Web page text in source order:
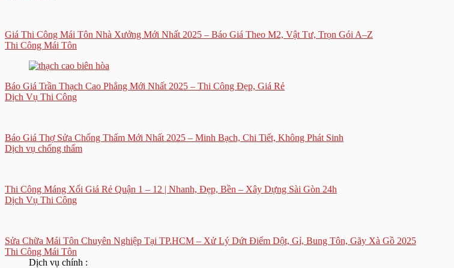
Giá Thi Công Mái Tôn Nhà Xưởng Mới Nhất 2025 – Báo Giá Theo M2, Vật Tư, Trọn Gói A–Z
Thi Công Mái Tôn
Báo Giá Trần Thạch Cao Phẳng Mới Nhất 2025 – Thi Công Đẹp, Giá Rẻ
Dịch Vụ Thi Công
Báo Giá Thợ Sửa Chống Thấm Mới Nhất 2025 – Minh Bạch, Chi Tiết, Không Phát Sinh
Dịch vụ chống thấm
Thi Công Máng Xối Giá Rẻ Quận 1 – 12 | Nhanh, Đẹp, Bền – Xây Dựng Sài Gòn 24h
Dịch Vụ Thi Công
Sửa Chữa Mái Tôn Chuyên Nghiệp Tại TP.HCM – Xử Lý Dứt Điểm Dột, Gỉ, Bung Tôn, Gãy Xà Gồ 2025
Thi Công Mái Tôn
Dịch vụ chính :